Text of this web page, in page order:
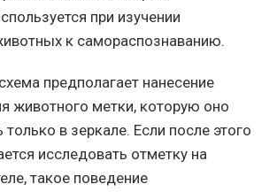
при изучении
к самораспознаванию.
предполагает нанесение
животного метки, которую оно
в зеркале. Если после этого
исследовать отметку на
такое поведение